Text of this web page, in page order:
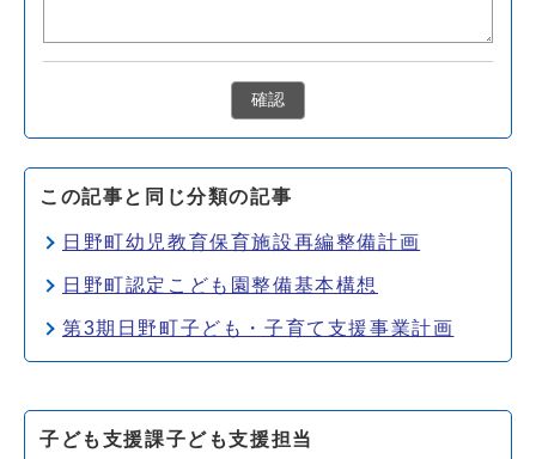
確認
この記事と同じ分類の記事
日野町幼児教育保育施設再編整備計画
日野町認定こども園整備基本構想
第3期日野町子ども・子育て支援事業計画
子ども支援課子ども支援担当